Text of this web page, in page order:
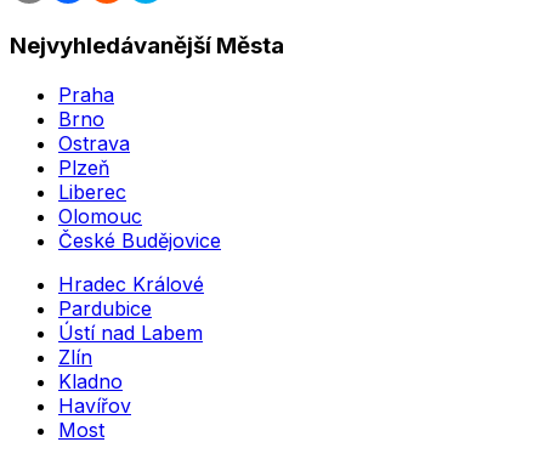
Nejvyhledávanější Města
Praha
Brno
Ostrava
Plzeň
Liberec
Olomouc
České Budějovice
Hradec Králové
Pardubice
Ústí nad Labem
Zlín
Kladno
Havířov
Most